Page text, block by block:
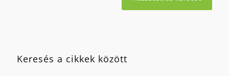
Keresés a cikkek között